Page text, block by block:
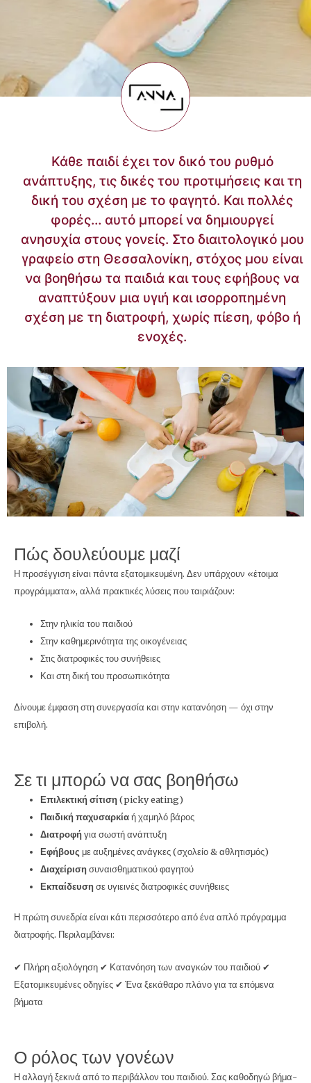
Κάθε παιδί έχει τον δικό του ρυθμό
ανάπτυξης, τις δικές του προτιμήσεις και τη
δική του σχέση με το φαγητό. Και πολλές
φορές… αυτό μπορεί να δημιουργεί
ανησυχία στους γονείς. Στο διαιτολογικό μου
γραφείο στη Θεσσαλονίκη, στόχος μου είναι
να βοηθήσω τα παιδιά και τους εφήβους να
αναπτύξουν μια υγιή και ισορροπημένη
σχέση με τη διατροφή, χωρίς πίεση, φόβο ή
ενοχές.
Πώς δουλεύουμε μαζί
Η προσέγγιση είναι πάντα εξατομικευμένη. Δεν υπάρχουν «έτοιμα
προγράμματα», αλλά πρακτικές λύσεις που ταιριάζουν:
Στην ηλικία του παιδιού
Στην καθημερινότητα της οικογένειας
Στις διατροφικές του συνήθειες
Και στη δική του προσωπικότητα
Δίνουμε έμφαση στη συνεργασία και στην κατανόηση — όχι στην
επιβολή.
Σε τι μπορώ να σας βοηθήσω
Επιλεκτική σίτιση(picky eating)
Παιδική παχυσαρκίαή χαμηλό βάρος
Διατροφήγια σωστή ανάπτυξη
Εφήβους με αυξημένες ανάγκες (σχολείο & αθλητισμός)
Διαχείρισησυναισθηματικού φαγητού
Εκπαίδευσησε υγιεινές διατροφικές συνήθειες
Η πρώτη συνεδρία είναι κάτι περισσότερο από ένα απλό πρόγραμμα
διατροφής. Περιλαμβάνει:
✔ Πλήρη αξιολόγηση ✔ Κατανόηση των αναγκών του παιδιού ✔
Εξατομικευμένες οδηγίες ✔ Ένα ξεκάθαρο πλάνο για τα επόμενα
βήματα
Ο ρόλος των γονέων
Η αλλαγή ξεκινά από το περιβάλλον του παιδιού. Σας καθοδηγώ βήμα-